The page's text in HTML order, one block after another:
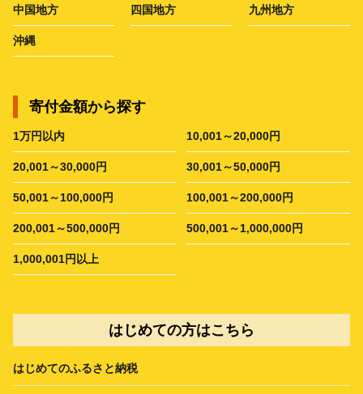
中国地方 四国地方 九州地方
沖縄
寄付金額から探す
1万円以内 10,001～20,000円
20,001～30,000円 30,001～50,000円
50,001～100,000円 100,001～200,000円
200,001～500,000円 500,001～1,000,000円
1,000,001円以上
はじめての方はこちら
はじめてのふるさと納税